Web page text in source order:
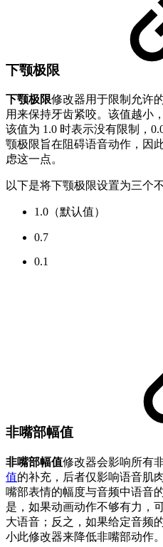
下颚极限
下颚极限修改器用于限制允许
用来保持牙齿紧咬。该值越小
该值为 1.0 时表示没有限制，
颚极限旨在阻碍语音动作，因
虑这一点。
以下是将下颚极限设置为三个
1.0（默认值）
0.7
0.1
非嘴部幅值
非嘴部幅值修改器会影响所有
值的补充，后者仅影响语音肌
嘴部表情的幅度与音频中语音
是，如果动画动作不够有力，
大语音；反之，如果给定音频
小此修改器来降低非嘴部动作。